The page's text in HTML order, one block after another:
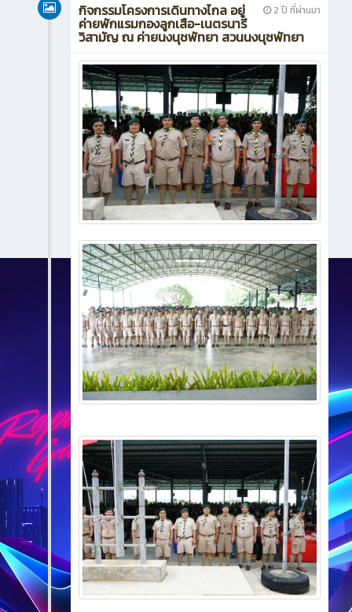
2 ปี ที่ผ่านมา
กิจกรรมโครงการเดินทางไกล อยู่
ค่ายพักแรมกองลูกเสือ-เนตรนารี
วิสามัญ ณ ค่ายนงนุชพัทยา สวนนงนุชพัทยา